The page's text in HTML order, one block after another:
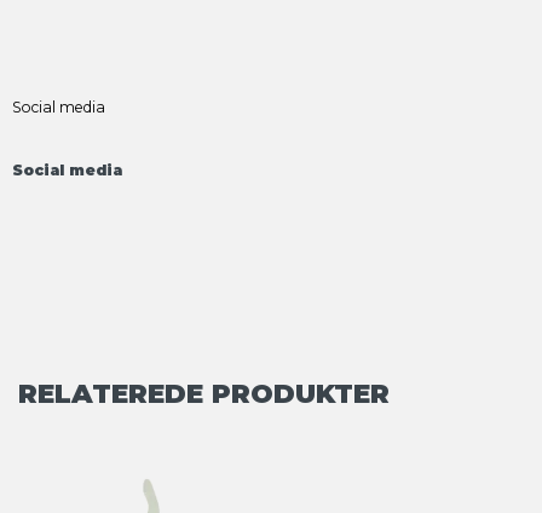
Social media
Social media
RELATEREDE PRODUKTER